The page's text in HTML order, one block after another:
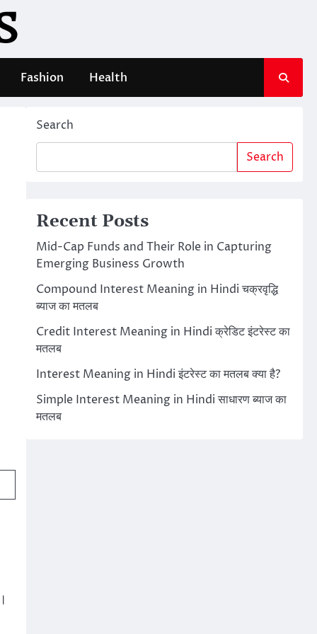
Fashion Health
Search
Search
Recent Posts
Mid-Cap Funds and Their Role in Capturing
Emerging Business Growth
Compound Interest Meaning in Hindi चक्रवृद्धि
ब्याज का मतलब
Credit Interest Meaning in Hindi क्रेडिट इंटरेस्ट का
मतलब
Interest Meaning in Hindi इंटरेस्ट का मतलब क्या है?
Simple Interest Meaning in Hindi साधारण ब्याज का
मतलब